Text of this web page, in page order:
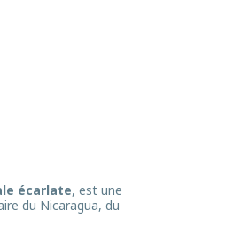
écarlate, est une
du Nicaragua, du